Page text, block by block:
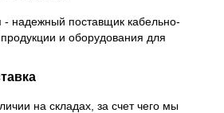
надежный поставщик кабельно-
и оборудования для
на складах, за счет чего мы